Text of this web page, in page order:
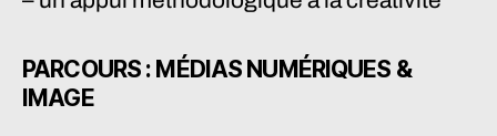
PARCOURS : MÉDIAS NUMÉRIQUES &
IMAGE